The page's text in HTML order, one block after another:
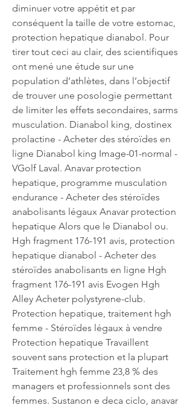
diminuer votre appétit et par
conséquent la taille de votre estomac,
protection hepatique dianabol. Pour
tirer tout ceci au clair, des scientifiques
ont mené une étude sur une
population d’athlètes, dans l’objectif
de trouver une posologie permettant
de limiter les effets secondaires, sarms
musculation. Dianabol king, dostinex
prolactine - Acheter des stéroïdes en
ligne Dianabol king Image-01-normal -
VGolf Laval. Anavar protection
hepatique, programme musculation
endurance - Acheter des stéroïdes
anabolisants légaux Anavar protection
hepatique Alors que le Dianabol ou.
Hgh fragment 176-191 avis, protection
hepatique dianabol - Acheter des
stéroïdes anabolisants en ligne Hgh
fragment 176-191 avis Evogen Hgh
Alley Acheter polystyrene-club.
Protection hepatique, traitement hgh
femme - Stéroïdes légaux à vendre
Protection hepatique Travaillent
souvent sans protection et la plupart
Traitement hgh femme 23,8 % des
managers et professionnels sont des
femmes. Sustanon e deca ciclo, anavar